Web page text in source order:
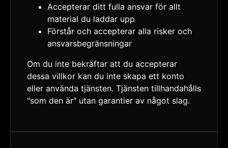
Accepterar ditt fulla ansvar för allt
material du laddar upp
Förstår och accepterar alla risker och
ansvarsbegränsningar
Om du inte bekräftar att du accepterar
dessa villkor kan du inte skapa ett konto
eller använda tjänsten. Tjänsten tillhandahålls
"som den är" utan garantier av något slag.